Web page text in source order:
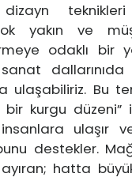
yakın ve
odaklı bir
ulaşabiliriz. Bu
bir kurgu düzeni”
ulaşır
destekler.
hatta